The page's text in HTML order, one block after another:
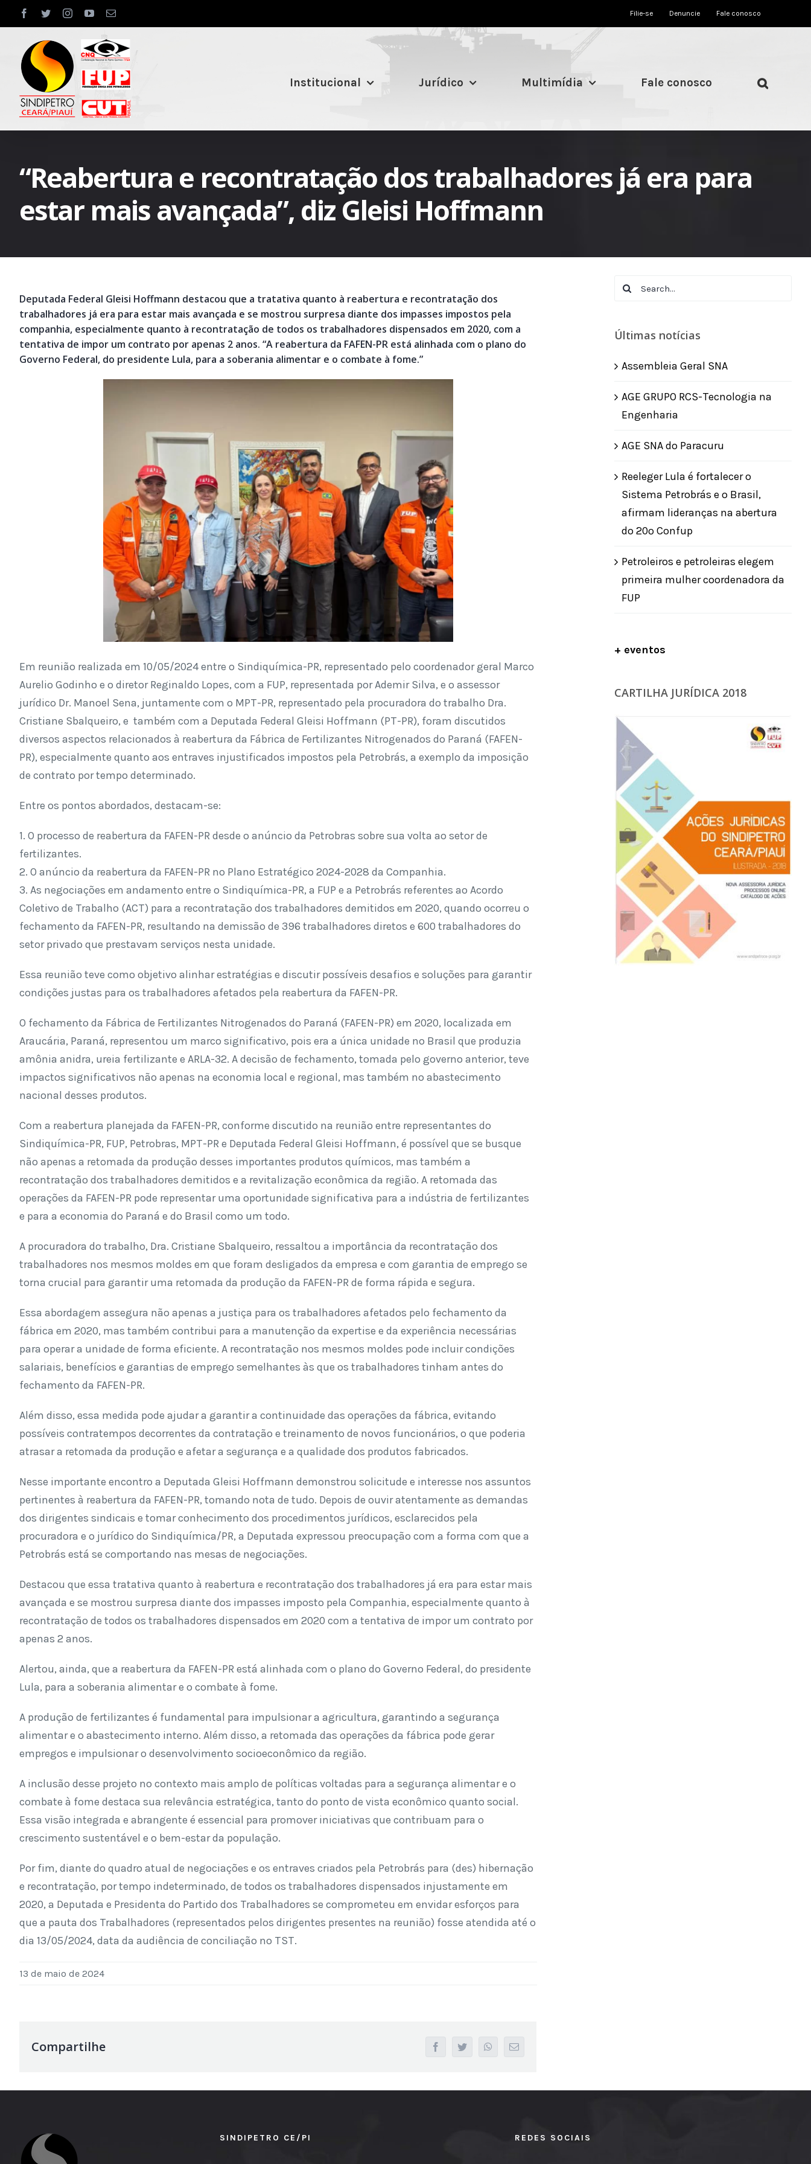
to
content
facebook
twitterinstagram
youtubeEmail Filie-se Denuncie Fale conosco
Institucional Jurídico Multimídia Fale conosco
“Reabertura e recontratação dos trabalhadores já era para
estar mais avançada”, diz Gleisi Hoffmann
Deputada Federal Gleisi Hoffmann destacou que a tratativa quanto à reabertura e recontratação dos
trabalhadores já era para estar mais avançada e se mostrou surpresa diante dos impasses impostos pela
companhia, especialmente quanto à recontratação de todos os trabalhadores dispensados em 2020, com a
tentativa de impor um contrato por apenas 2 anos. “A reabertura da FAFEN-PR está alinhada com o plano do
Governo Federal, do presidente Lula, para a soberania alimentar e o combate à fome.”
Em reunião realizada em 10/05/2024 entre o Sindiquímica-PR, representado pelo coordenador geral Marco
Aurelio Godinho e o diretor Reginaldo Lopes, com a FUP, representada por Ademir Silva, e o assessor
jurídico Dr. Manoel Sena, juntamente com o MPT-PR, representado pela procuradora do trabalho Dra.
Cristiane Sbalqueiro, e também com a Deputada Federal Gleisi Hoffmann (PT-PR), foram discutidos
diversos aspectos relacionados à reabertura da Fábrica de Fertilizantes Nitrogenados do Paraná (FAFEN-
PR), especialmente quanto aos entraves injustificados impostos pela Petrobrás, a exemplo da imposição
de contrato por tempo determinado.
Entre os pontos abordados, destacam-se:
1. O processo de reabertura da FAFEN-PR desde o anúncio da Petrobras sobre sua volta ao setor de
fertilizantes.
2. O anúncio da reabertura da FAFEN-PR no Plano Estratégico 2024-2028 da Companhia.
3. As negociações em andamento entre o Sindiquímica-PR, a FUP e a Petrobrás referentes ao Acordo
Coletivo de Trabalho (ACT) para a recontratação dos trabalhadores demitidos em 2020, quando ocorreu o
fechamento da FAFEN-PR, resultando na demissão de 396 trabalhadores diretos e 600 trabalhadores do
setor privado que prestavam serviços nesta unidade.
Essa reunião teve como objetivo alinhar estratégias e discutir possíveis desafios e soluções para garantir
condições justas para os trabalhadores afetados pela reabertura da FAFEN-PR.
O fechamento da Fábrica de Fertilizantes Nitrogenados do Paraná (FAFEN-PR) em 2020, localizada em
Araucária, Paraná, representou um marco significativo, pois era a única unidade no Brasil que produzia
amônia anidra, ureia fertilizante e ARLA-32. A decisão de fechamento, tomada pelo governo anterior, teve
impactos significativos não apenas na economia local e regional, mas também no abastecimento
nacional desses produtos.
Com a reabertura planejada da FAFEN-PR, conforme discutido na reunião entre representantes do
Sindiquímica-PR, FUP, Petrobras, MPT-PR e Deputada Federal Gleisi Hoffmann, é possível que se busque
não apenas a retomada da produção desses importantes produtos químicos, mas também a
recontratação dos trabalhadores demitidos e a revitalização econômica da região. A retomada das
operações da FAFEN-PR pode representar uma oportunidade significativa para a indústria de fertilizantes
e para a economia do Paraná e do Brasil como um todo.
A procuradora do trabalho, Dra. Cristiane Sbalqueiro, ressaltou a importância da recontratação dos
trabalhadores nos mesmos moldes em que foram desligados da empresa e com garantia de emprego se
torna crucial para garantir uma retomada da produção da FAFEN-PR de forma rápida e segura.
Essa abordagem assegura não apenas a justiça para os trabalhadores afetados pelo fechamento da
fábrica em 2020, mas também contribui para a manutenção da expertise e da experiência necessárias
para operar a unidade de forma eficiente. A recontratação nos mesmos moldes pode incluir condições
salariais, benefícios e garantias de emprego semelhantes às que os trabalhadores tinham antes do
fechamento da FAFEN-PR.
Além disso, essa medida pode ajudar a garantir a continuidade das operações da fábrica, evitando
possíveis contratempos decorrentes da contratação e treinamento de novos funcionários, o que poderia
atrasar a retomada da produção e afetar a segurança e a qualidade dos produtos fabricados.
Nesse importante encontro a Deputada Gleisi Hoffmann demonstrou solicitude e interesse nos assuntos
pertinentes à reabertura da FAFEN-PR, tomando nota de tudo. Depois de ouvir atentamente as demandas
dos dirigentes sindicais e tomar conhecimento dos procedimentos jurídicos, esclarecidos pela
procuradora e o jurídico do Sindiquímica/PR, a Deputada expressou preocupação com a forma com que a
Petrobrás está se comportando nas mesas de negociações.
Destacou que essa tratativa quanto à reabertura e recontratação dos trabalhadores já era para estar mais
avançada e se mostrou surpresa diante dos impasses imposto pela Companhia, especialmente quanto à
recontratação de todos os trabalhadores dispensados em 2020 com a tentativa de impor um contrato por
apenas 2 anos.
Alertou, ainda, que a reabertura da FAFEN-PR está alinhada com o plano do Governo Federal, do presidente
Lula, para a soberania alimentar e o combate à fome.
A produção de fertilizantes é fundamental para impulsionar a agricultura, garantindo a segurança
alimentar e o abastecimento interno. Além disso, a retomada das operações da fábrica pode gerar
empregos e impulsionar o desenvolvimento socioeconômico da região.
A inclusão desse projeto no contexto mais amplo de políticas voltadas para a segurança alimentar e o
combate à fome destaca sua relevância estratégica, tanto do ponto de vista econômico quanto social.
Essa visão integrada e abrangente é essencial para promover iniciativas que contribuam para o
crescimento sustentável e o bem-estar da população.
Por fim, diante do quadro atual de negociações e os entraves criados pela Petrobrás para (des) hibernação
e recontratação, por tempo indeterminado, de todos os trabalhadores dispensados injustamente em
2020, a Deputada e Presidenta do Partido dos Trabalhadores se comprometeu em envidar esforços para
que a pauta dos Trabalhadores (representados pelos dirigentes presentes na reunião) fosse atendida até o
dia 13/05/2024, data da audiência de conciliação no TST.
13 de maio de 2024
Compartilhe facebooktwitter whatsappEmail
Search
Últimas notícias
Assembleia Geral SNA
AGE GRUPO RCS-Tecnologia na
Engenharia
AGE SNA do Paracuru
Reeleger Lula é fortalecer o
Sistema Petrobrás e o Brasil,
afirmam lideranças na abertura
do 20º Confup
Petroleiros e petroleiras elegem
primeira mulher coordenadora da
FUP
+ eventos
CARTILHA JURÍDICA 2018
SINDIPETRO CE/PI REDES SOCIAIS